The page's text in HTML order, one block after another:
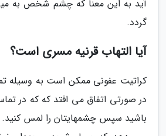
آید به این معنا که چشم شخص به
گردد.
آیا التهاب قرنیه مسری است؟
کراتیت عفونی ممکن است به وسیله
در صورتی اتفاق می افتد که که در
باشید سپس چشمهایتان را لمس کنید.